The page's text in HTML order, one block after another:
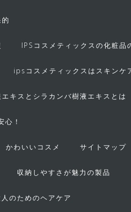
IPSコスメティックスの化粧品
ipsコスメティックスはスキンケ
キスとシラカンバ樹液エキスとは
心！
かわいいコスメ サイトマップ
収納しやすさが魅力の製品
人のためのヘアケア